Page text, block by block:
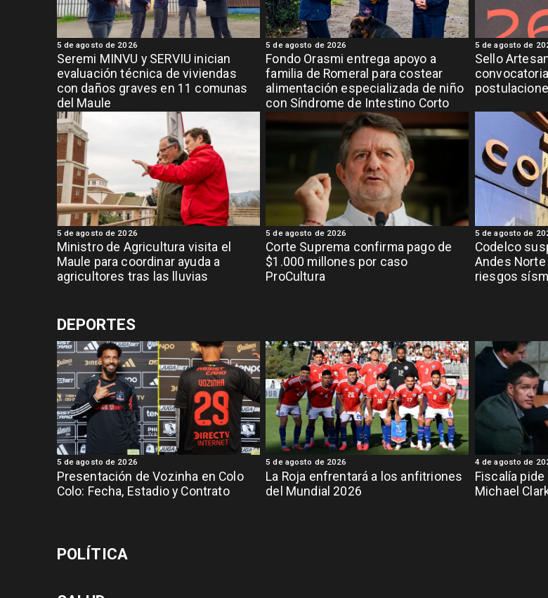
Seremi MINVU y SERVIU inician
evaluación técnica de viviendas
con daños graves en 11 comunas
del Maule
5 de agosto de 2026
Fondo Orasmi entrega apoyo a
familia de Romeral para costear
alimentación especializada de niño
con Síndrome de Intestino Corto
5 de agosto de 2026
Sello
5 de agosto de
Ministro de Agricultura visita el
Maule para coordinar ayuda a
agricultores tras las lluvias
5 de agosto de 2026
Corte Suprema confirma pago de
$1.000 millones por caso
ProCultura
5 de agosto de 2026
Codelco
Andes
riesgos
5 de agosto de
DEPORTES
Presentación de Vozinha en Colo
Colo: Fecha, Estadio y Contrato
5 de agosto de 2026
La Roja enfrentará a los anfitriones
del Mundial 2026
5 de agosto de 2026
Fiscalía
Michael
4 de agosto de
POLÍTICA